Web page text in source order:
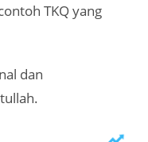
TKQ yang
dan